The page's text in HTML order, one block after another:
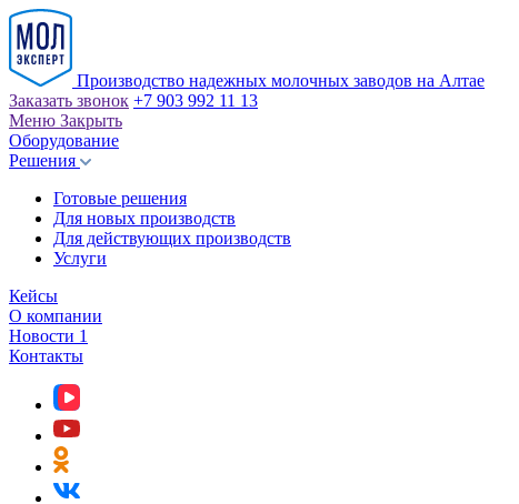
Производство надежных молочных заводов на Алтае
Заказать звонок +7 903 992 11 13
Меню Закрыть
Оборудование
Решения
Готовые решения
Для новых производств
Для действующих производств
Услуги
Кейсы
О компании
Новости 1
Контакты